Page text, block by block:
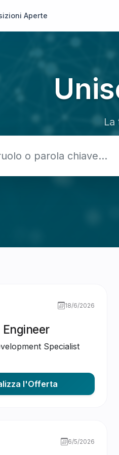
Aperte
La
18/6/2026
Engineer
Specialist
l'Offerta
6/5/2026